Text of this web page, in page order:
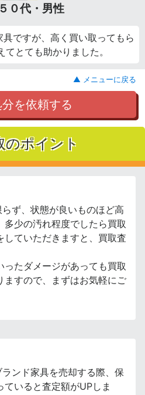
０代・男性
ですが、高く買い取ってもら
とても助かりました。
▲ メニューに戻る
を依頼する
のポイント
ず、状態が良いものほど高
少の汚れ程度でしたら買取
していただきますと、買取査
ったダメージがあっても買取
ますので、まずはお気軽にご
ンド家具を売却する際、保
いると査定額がUPしま